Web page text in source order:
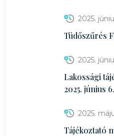
2025.
Tüdőszűrés
2025.
Lakossági
2025. június 6.
2025.
Tájékoztató